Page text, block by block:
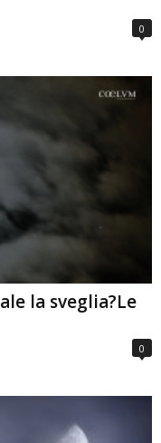
0
la sveglia?Le
0